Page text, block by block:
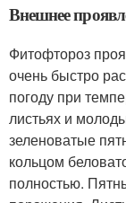
Внешнее
Фитофтороз
очень быстро
погоду при
листьях и
зеленоватые
кольцом
полностью.